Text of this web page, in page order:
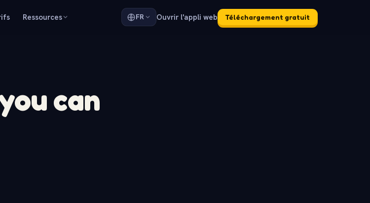
Ressources FR Ouvrir l'appli web Téléchargement gratuit
can